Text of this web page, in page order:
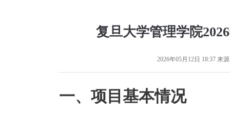
复旦大学管理学院
2026年05月12日 18:37 来
一、项目基本情况